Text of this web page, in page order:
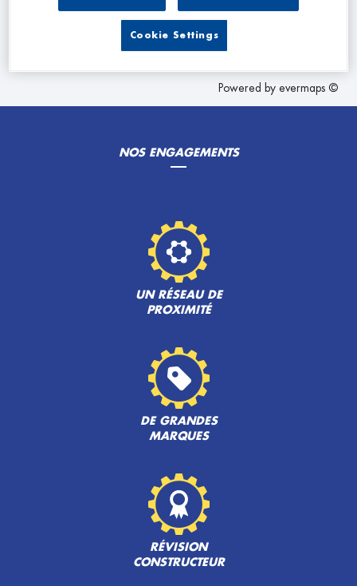
Trouver un Garage Premier
Powered by evermaps ©
NOS ENGAGEMENTS
UN RÉSEAU DE
PROXIMITÉ
DE GRANDES
MARQUES
RÉVISION
CONSTRUCTEUR
Cookie Settings